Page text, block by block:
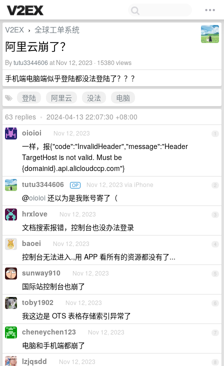
V2EX › 全球工单系统
阿里云崩了？
Bytutu3344606at Nov 12, 2023 · 15380 views
手机端电脑端似乎登陆都没法登陆了？？？
登陆
阿里云 没法
电脑
63 replies • 2024-04-13 22:07:30 +08:00
1
oioioi Nov 12, 2023
一样，报{"code":"InvalidHeader","message":"Header
TargetHost is not valid. Must be
{domainid}.api.alicloudccp.com"}
2
tutu3344606 OP Nov 12, 2023 via iPhone
@oioioi 还以为是我账号寄了（
3
hrxlove Nov 12, 2023
文档搜索报错，控制台也没办法登录
4
baoei Nov 12, 2023
控制台无法进入.,用 APP 看所有的资源都没有了...
5
sunway910 Nov 12, 2023
国际站控制台也崩了
6
toby1902 Nov 12, 2023
我这边是 OTS 表格存储索引异常了
7
cheneychen123 Nov 12, 2023
电脑和手机端都崩了
8
lzjqsdd Nov 12, 2023